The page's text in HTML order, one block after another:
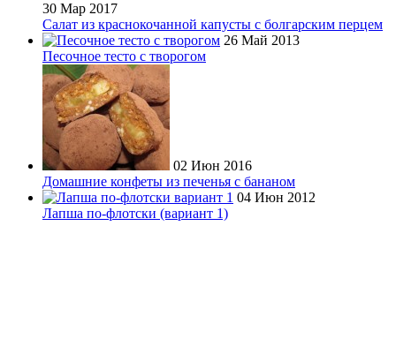
30 Мар 2017
Салат из краснокочанной капусты с болгарским перцем
26 Май 2013
Песочное тесто с творогом
02 Июн 2016
Домашние конфеты из печенья с бананом
04 Июн 2012
Лапша по-флотски (вариант 1)